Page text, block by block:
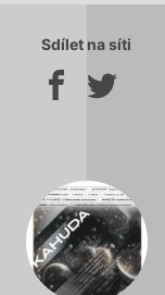
Sdílet na síti